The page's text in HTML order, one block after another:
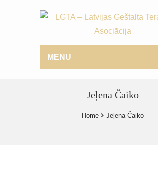
MENU
Jeļena Čaiko
Home Jeļena Čaiko